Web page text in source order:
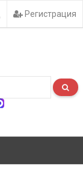
Регистрация